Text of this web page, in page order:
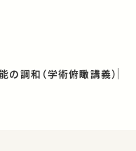
調和（学術俯瞰講義）